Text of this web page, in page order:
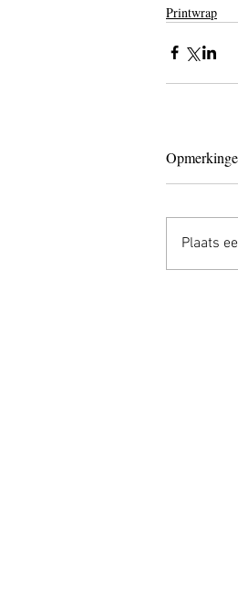
Printwrap
Plaats